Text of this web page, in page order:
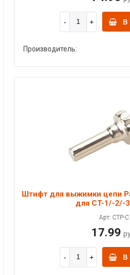
В
Производитель:
Штифт для выжимки цепи
для CT-1/-2/-
Арт: CTP-C
17.99
В